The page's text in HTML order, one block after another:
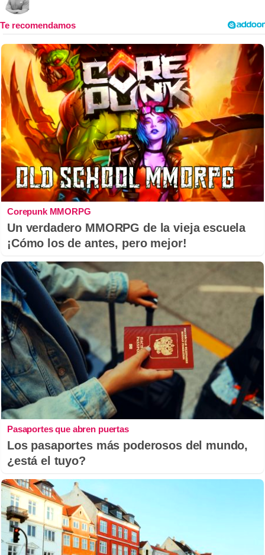
Corepunk MMORPG
Un verdadero MMORPG de la vieja escuela
¡Cómo los de antes, pero mejor!
Pasaportes que abren puertas
Los pasaportes más poderosos del mundo,
¿está el tuyo?